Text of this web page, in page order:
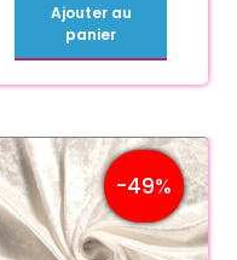
Ajouter au
panier
-49%